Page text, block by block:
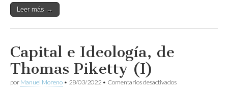
Leer más →
Capital e Ideología, de
Thomas Piketty (I)
por Manuel Moreno • 28/03/2022 • Comentarios desactivadosen